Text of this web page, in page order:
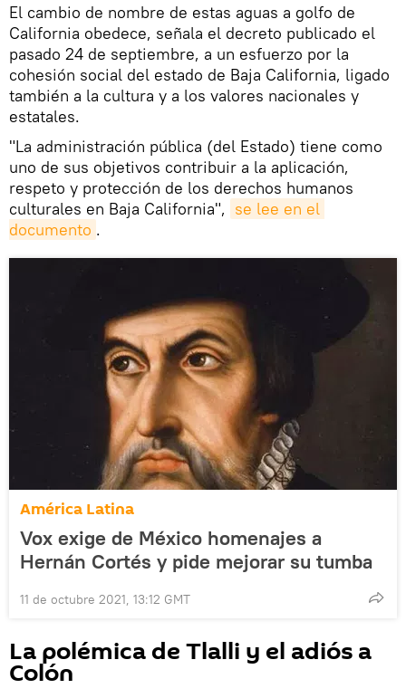
El cambio de nombre de estas aguas a golfo de
California obedece, señala el decreto publicado el
pasado 24 de septiembre, a un esfuerzo por la
cohesión social del estado de Baja California, ligado
también a la cultura y a los valores nacionales y
estatales.
"La administración pública (del Estado) tiene como
uno de sus objetivos contribuir a la aplicación,
respeto y protección de los derechos humanos
culturales en Baja California", se lee en el
documento .
América Latina
Vox exige de México homenajes a
Hernán Cortés y pide mejorar su tumba
11 de octubre 2021, 13:12 GMT
La polémica de Tlalli y el adiós a
Colón